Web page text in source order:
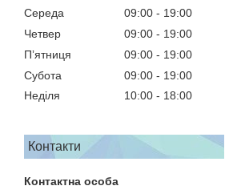
Середа
09:00
19:00
Четвер
09:00
19:00
Пʼятниця
09:00
19:00
Субота
09:00
19:00
Неділя
10:00 18:00
Контакти